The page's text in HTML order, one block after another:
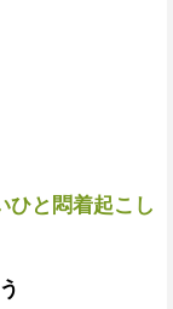
ひと悶着起こし